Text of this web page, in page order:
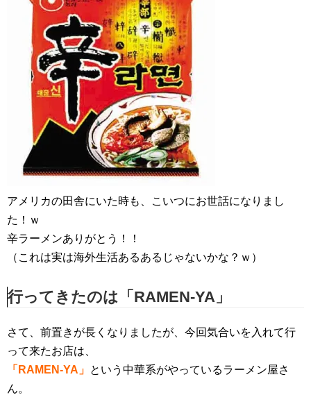
アメリカの田舎にいた時も、こいつにお世話になりまし
た！ｗ
辛ラーメンありがとう！！
（これは実は海外生活あるあるじゃないかな？ｗ）
行ってきたのは「RAMEN-YA」
さて、前置きが長くなりましたが、今回気合いを入れて行
って来たお店は、
「RAMEN-YA」 という中華系がやっているラーメン屋さ
ん。